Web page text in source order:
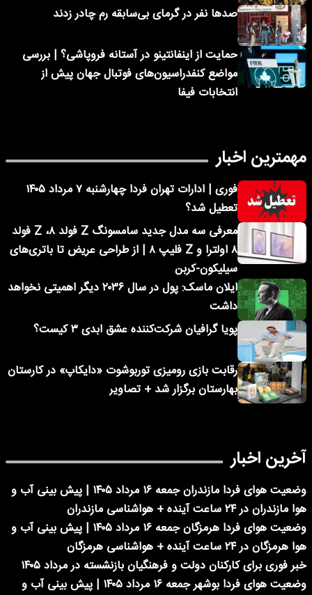
صدها نفر در گرمای بی‌سابقه رم چادر زدند
حمایت از اینفانتینو در آستانه فروپاشی؟ | بررسی
مواضع کنفدراسیون‌های فوتبال جهان پیش از
انتخابات فیفا
مهمترین اخبار
فوری | ادارات تهران فردا چهارشنبه ۷ مرداد ۱۴۰۵
تعطیل شد؟
معرفی سه مدل جدید سامسونگ Z فولد ۸، Z فولد
۸ اولترا و Z فلیپ ۸ | از طراحی عریض تا باتری‌های
سیلیکون-کربن
ایلان ماسک: پول در سال ۲۰۳۶ دیگر اهمیتی نخواهد
داشت
پویا گرافیان شرکت‌کننده عشق ابدی ۳ کیست؟
رقابت بازی رومیزی توربوشوت «دایکاپ» در کارستان
بهارستان برگزار شد + تصاویر
آخرین اخبار
وضعیت هوای فردا مازندران جمعه ۱۶ مرداد ۱۴۰۵ | پیش بینی آب و
هوا مازندران در ۲۴ ساعت آینده + هواشناسی مازندران
وضعیت هوای فردا هرمزگان جمعه ۱۶ مرداد ۱۴۰۵ | پیش بینی آب و
هوا هرمزگان در ۲۴ ساعت آینده + هواشناسی هرمزگان
خبر فوری برای کارکنان دولت و فرهنگیان بازنشسته در مرداد ۱۴۰۵
وضعیت هوای فردا بوشهر جمعه ۱۶ مرداد ۱۴۰۵ | پیش بینی آب و